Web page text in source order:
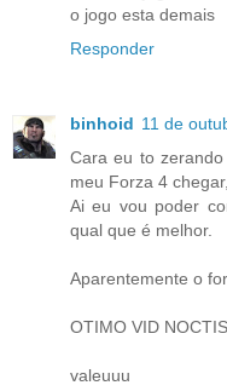
o jogo esta demais
Responder
binhoid 11 de
Cara eu to
meu Forza 4
Ai eu vou poder
qual que é melhor.
Aparentemente o
OTIMO VID NOCTIS.
valeuuu